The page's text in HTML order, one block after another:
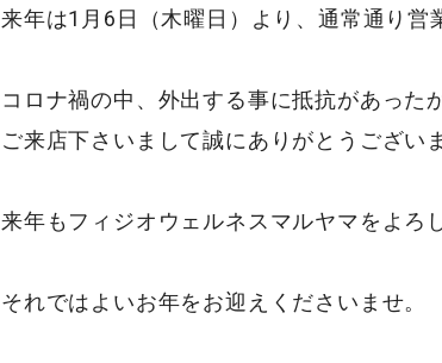
来年は1月6日（木曜日）より、通常通り営
コロナ禍の中、外出する事に抵抗があった
ご来店下さいまして誠にありがとうござい
来年もフィジオウェルネスマルヤマをよろ
それではよいお年をお迎えくださいませ。